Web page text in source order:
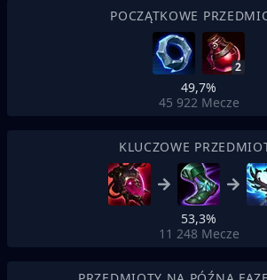
POCZĄTKOWE
2
49,7%
45 922 Mecze
KLUCZOWE
53,3%
11 248 Mecze